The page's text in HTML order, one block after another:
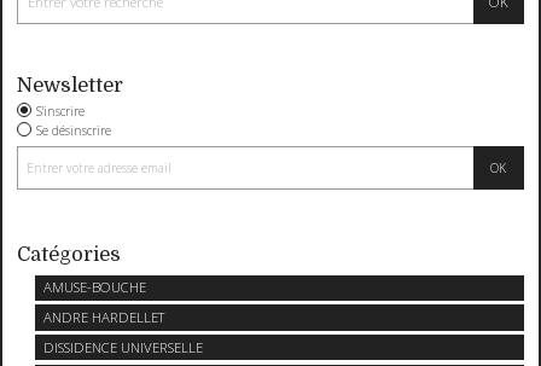
Newsletter
S'inscrire
Se désinscrire
Catégories
AMUSE-BOUCHE
ANDRE HARDELLET
DISSIDENCE UNIVERSELLE